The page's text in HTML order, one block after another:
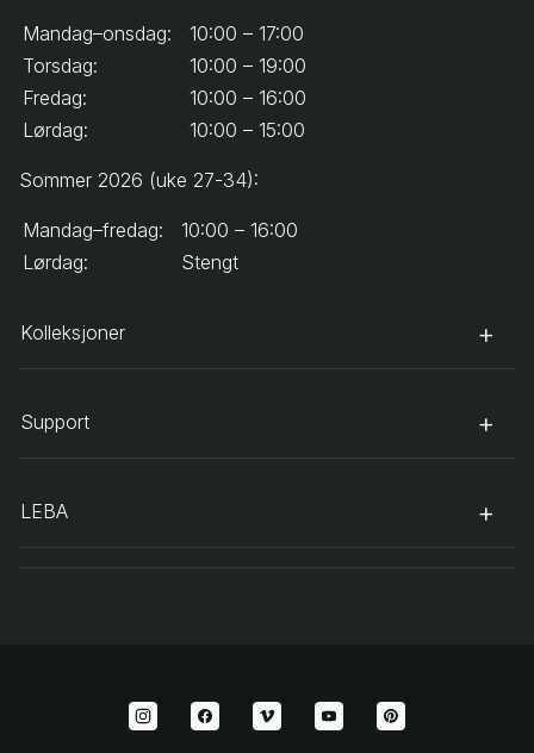
Mandag–onsdag:
10:00 – 17:00
Torsdag:
10:00 – 19:00
Fredag:
10:00 – 16:00
Lørdag:
10:00 – 15:00
Sommer 2026 (uke 27-34):
Mandag–fredag:
10:00 – 16:00
Lørdag:
Stengt
Kolleksjoner
Support
LEBA